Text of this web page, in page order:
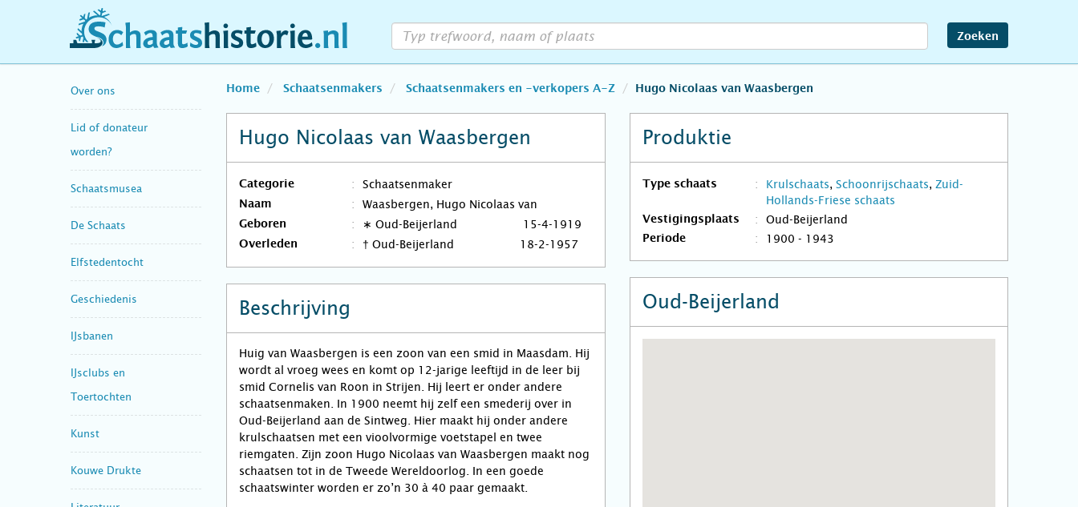
schaatshistorie.nl Zoeken
Over ons
Lid of donateur
worden?
Schaatsmusea
De Schaats
Elfstedentocht
Geschiedenis
IJsbanen
IJsclubs en
Toertochten
Kunst
Kouwe Drukte
Home Schaatsenmakers Schaatsenmakers en -verkopers A-Z Hugo Nicolaas van Waasbergen
Hugo Nicolaas van Waasbergen
Categorie Schaatsenmaker
Naam Waasbergen, Hugo Nicolaas van
Geboren ∗ Oud-Beijerland 15-4-1919
Overleden † Oud-Beijerland 18-2-1957
Beschrijving
Huig van Waasbergen is een zoon van een smid in Maasdam. Hij
wordt al vroeg wees en komt op 12-jarige leeftijd in de leer bij
smid Cornelis van Roon in Strijen. Hij leert er onder andere
schaatsenmaken. In 1900 neemt hij zelf een smederij over in
Oud-Beijerland aan de Sintweg. Hier maakt hij onder andere
krulschaatsen met een vioolvormige voetstapel en twee
riemgaten. Zijn zoon Hugo Nicolaas van Waasbergen maakt nog
schaatsen tot in de Tweede Wereldoorlog. In een goede
schaatswinter worden er zo’n 30 à 40 paar gemaakt.
Produktie
Type schaats Krulschaats, Schoonrijschaats, Zuid-
Hollands-Friese schaats
Vestigingsplaats Oud-Beijerland
Periode 1900 - 1943
Oud-Beijerland